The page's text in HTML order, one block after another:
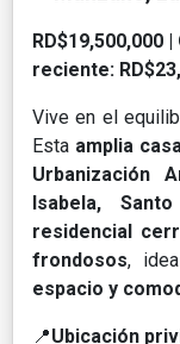
RD$19,500,000
reciente:
Vive en el
Esta amplia
Urbanización
Isabela,
residencial
frondosos,
espacio y
📍Ubicación